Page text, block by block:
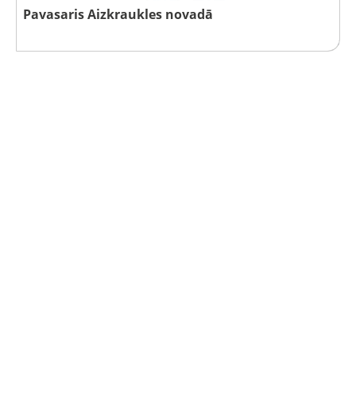
Pavasaris Aizkraukles novadā